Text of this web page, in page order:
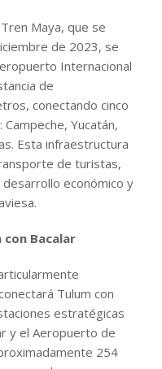
Maya, que se
de 2023, se
Internacional
de
conectando cinco
Yucatán,
Esta infraestructura
de turistas,
económico y
con Bacalar
Tulum con
estratégicas
y el Aeropuerto de
254